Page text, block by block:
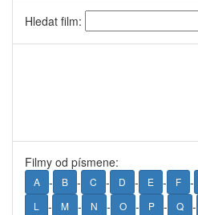
Hledat film:
Filmy od písmene:
A - B - C - D - E - F -
L - M - N - O - P - Q -